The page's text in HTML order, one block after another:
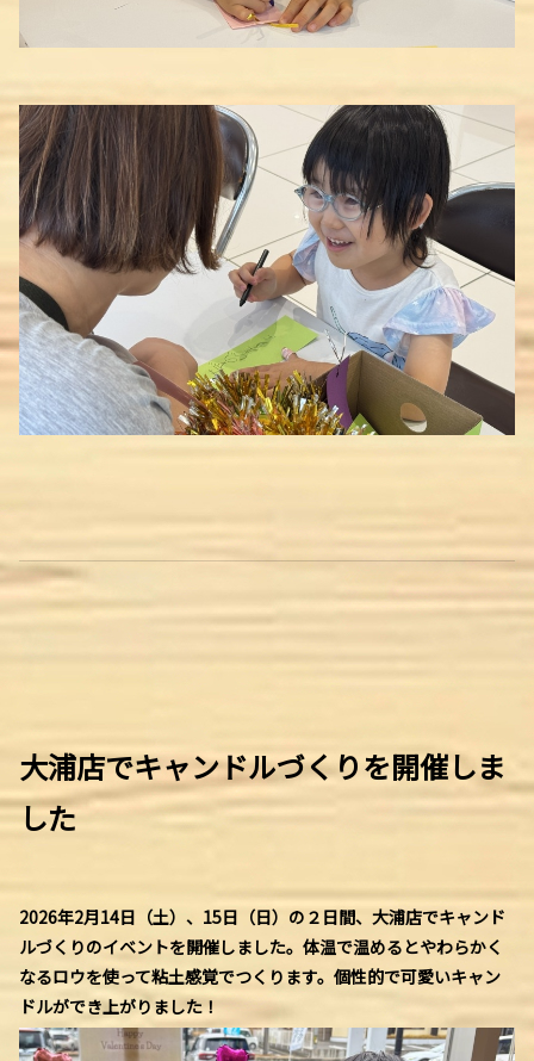
大浦店でキャンドルづくりを開催しま
した
2026年2月14日（土）、15日（日）の２日間、大浦店でキャンド
ルづくりのイベントを開催しました。体温で温めるとやわらかく
なるロウを使って粘土感覚でつくります。個性的で可愛いキャン
ドルができ上がりました！